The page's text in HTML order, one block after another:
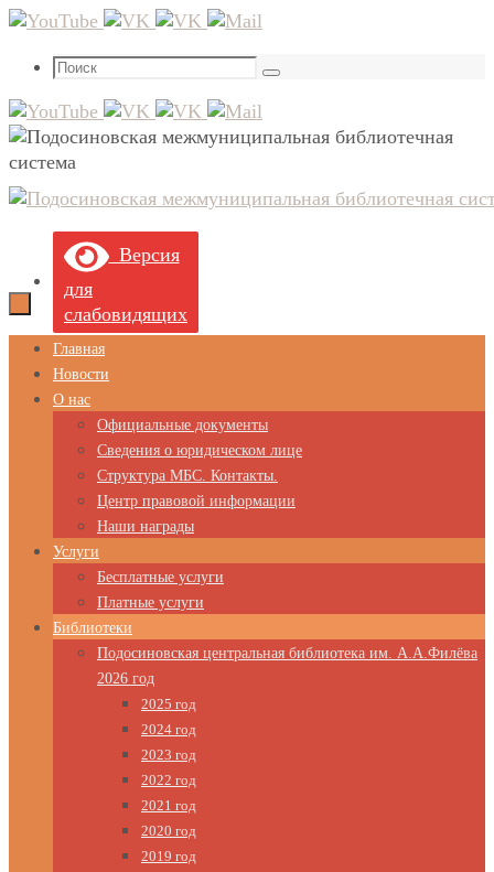
Перейти
содержимому
Что
Поиск
Версия
для
слабовидящих
Перейти
содержимому
Главная
Новости
О нас
Официальные документы
Сведения о юридическом лице
Структура МБС. Контакты.
Центр правовой информации
Наши награды
Услуги
Бесплатные услуги
Платные услуги
Библиотеки
Подосиновская центральная библиотека им. А.А.Филёва
2026 год
2025 год
2024 год
2023 год
2022 год
2021 год
2020 год
2019 год